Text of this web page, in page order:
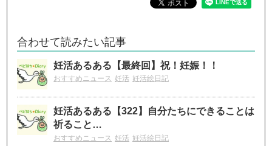
合わせて読みたい記事
妊活あるある【最終回】祝！妊娠！！
おすすめニュース 妊活 妊活絵日記
妊活あるある【322】自分たちにできることは
祈ること…
おすすめニュース 妊活 妊活絵日記